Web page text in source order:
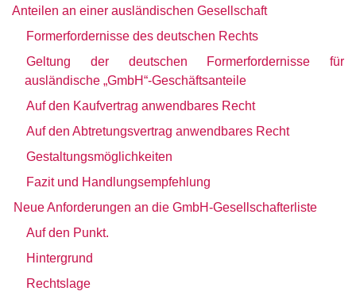
Anteilen an einer ausländischen Gesellschaft
Formerfordernisse des deutschen Rechts
Geltung der deutschen Formerfordernisse für
ausländische „GmbH“-Geschäftsanteile
Auf den Kaufvertrag anwendbares Recht
Auf den Abtretungsvertrag anwendbares Recht
Gestaltungsmöglichkeiten
Fazit und Handlungsempfehlung
Neue Anforderungen an die GmbH-Gesellschafterliste
Auf den Punkt.
Hintergrund
Rechtslage